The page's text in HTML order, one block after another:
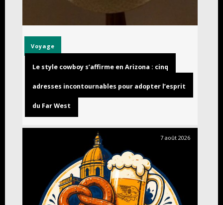
Voyage
Le style cowboy s’affirme en Arizona : cinq
adresses incontournables pour adopter l’esprit
du Far West
7 août 2026